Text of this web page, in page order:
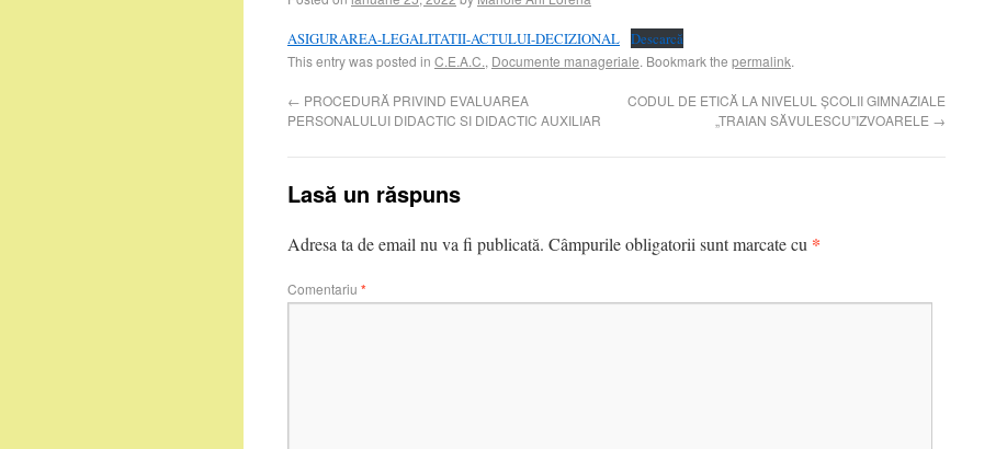
ASIGURAREA-LEGALITATII-ACTULUI-DECIZIONAL Descarcă
This entry was posted in C.E.A.C., Documente manageriale. Bookmark the permalink.
← PROCEDURĂ PRIVIND EVALUAREA
PERSONALULUI DIDACTIC SI DIDACTIC AUXILIAR
CODUL DE ETICĂ LA NIVELUL ȘCOLII GIMNAZIALE
„TRAIAN SĂVULESCU”IZVOARELE →
Lasă un răspuns
Adresa ta de email nu va fi publicată. Câmpurile obligatorii sunt marcate cu *
Comentariu *